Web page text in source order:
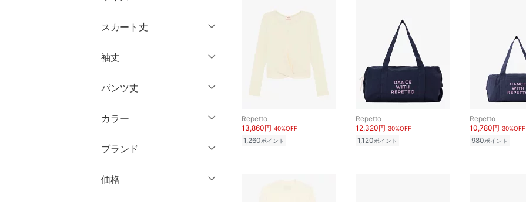
アクセサリー・腕時計
財布・ポーチ・ケース
帽子
ヘアアクセサリー
マタニティウェア・ベビ
ー用品
スーツ・フォーマル
水着・スイムグッズ
ウェア（S/M/L）
M
XL
9
10
スカート丈
ミニ丈・ショート丈
膝丈・ミディ丈
ロング丈・マキシ丈
クリア
袖丈
ノースリーブ
半袖
長袖
パンツ丈
～ 3分丈
5分丈・ハーフ
10分丈
カラー
ブランド
価格
Repetto
13,860円 40%OFF
1,260ポイント
Repetto
12,320円 30%OFF
1,120ポイント
Repetto
10,780円 30%OFF
980ポイント